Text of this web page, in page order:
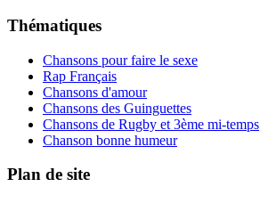
Thématiques
Chansons pour faire le sexe
Rap Français
Chansons d'amour
Chansons des Guinguettes
Chansons de Rugby et 3ème mi-temps
Chanson bonne humeur
Plan de site